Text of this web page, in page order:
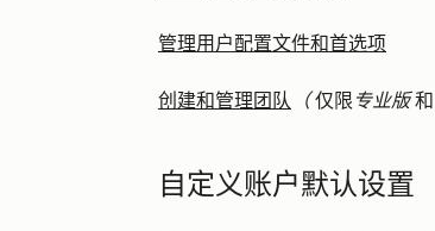
管理用户配置文件和首选项
创建和管理团队 （仅限 专业版和
自定义账户默认设置